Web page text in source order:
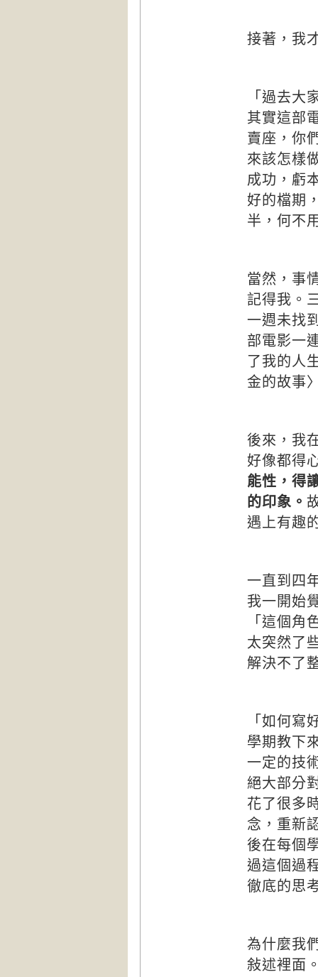
接著，我
「過去大
其實這部
賣座，你
來該怎樣
成功，虧
好的檔期
半，何不
當然，事
記得我。
一週未找
部電影一
了我的人
金的故事
後來，我
好像都得
能性，得
的印象。
遇上有趣
一直到四
我一開始
「這個角
太突然了
解決不了
「如何寫
學期教下
一定的技
絕大部分
花了很多
念，重新
後在每個
過這個過
徹底的思
為什麼我
敍述裡面